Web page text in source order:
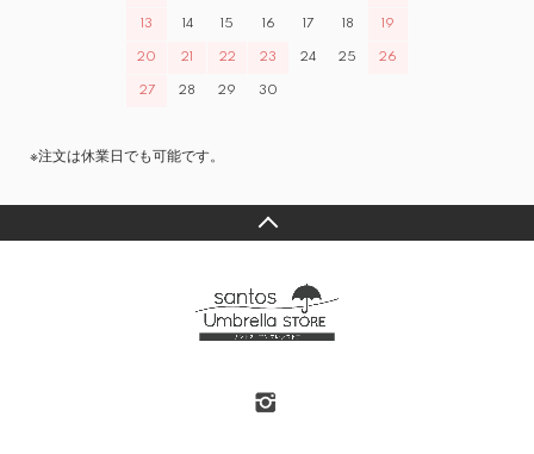
13 14 15 16 17 18 19
20 21 22 23 24 25 26
27 28 29 30
※注文は休業日でも可能です。